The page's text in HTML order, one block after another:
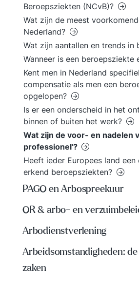
Beroepsziekten (NCvB)?
Wat zijn de meest
Nederland?
Wat zijn aantallen en trends in
Wanneer is een beroepsziekte
Kent men in Nederland
compensatie als men een
opgelopen?
Is er een onderscheid in het
binnen of buiten het werk?
Wat zijn de voor- en nadelen
professionel'?
Heeft ieder Europees land
erkend beroepsziekten?
PAGO en Arbospreekuur
OR & arbo- en
Arbodienstverlening
Arbeidsomstandigheden:
zaken